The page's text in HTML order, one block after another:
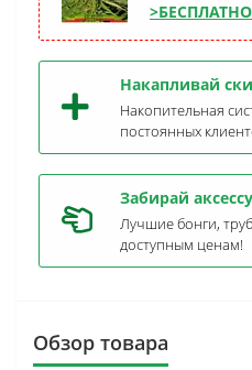
Накапливай
Накопительная
постоянных
Забирай
Лучшие бонги,
доступным ценам!
Обзор товара